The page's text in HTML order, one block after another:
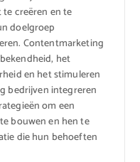
creëren en te
doelgroep
Contentmarketing
het
en het stimuleren
bedrijven integreren
om een
bouwen en hen te
die hun behoeften